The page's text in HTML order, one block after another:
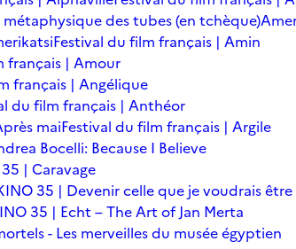
des tubes (en tchèque)
Festival du film français | Amin
français | Amour
français | Angélique
du film français | Anthéor
maiFestival du film français | Argile
Bocelli: Because I Believe
| Caravage
35 | Devenir celle que je voudrais être
35 | Echt – The Art of Jan Merta
- Les merveilles du musée égyptien